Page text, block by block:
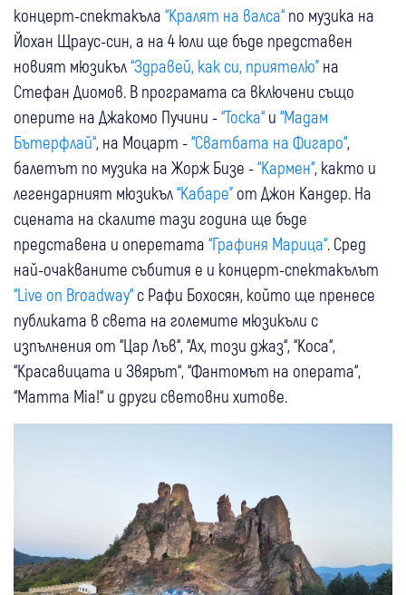
концерт-спектакъла “Кралят на валса“ по музика на
Йохан Щраус-син, а на 4 юли ще бъде представен
новият мюзикъл“Здравей, как си, приятелю” на
Стефан Диомов. В програмата са включени също
оперите на Джакомо Пучини -“Тоска“ и “Мадам
Бътерфлай“, на Моцарт -“Сватбата на Фигаро“,
балетът по музика на Жорж Бизе -“Кармен“, както и
легендарният мюзикъл“Кабаре” от Джон Кандер. На
сцената на скалите тази година ще бъде
представена и оперетата “Графиня Марица“. Сред
най-очакваните събития е и концерт-спектакълът
“Live on Broadway“ с Рафи Бохосян, който ще пренесе
публиката в света на големите мюзикъли с
изпълнения от “Цар Лъв“, “Ах, този джаз“, “Коса“,
“Красавицата и Звярът“, “Фантомът на операта“,
“Mamma Mia!“ и други световни хитове.